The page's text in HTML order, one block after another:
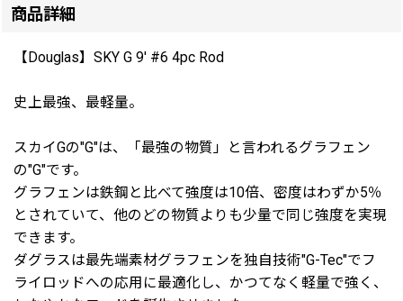
商品詳細
【Douglas】SKY G 9' #6 4pc Rod
史上最強、最軽量。
スカイGの"G"は、「最強の物質」と言われるグラフェン
の"G"です。
グラフェンは鉄鋼と比べて強度は10倍、密度はわずか5％
とされていて、他のどの物質よりも少量で同じ強度を実現
できます。
ダグラスは最先端素材グラフェンを独自技術"G-Tec"でフ
ライロッドへの応用に最適化し、かつてなく軽量で強く、